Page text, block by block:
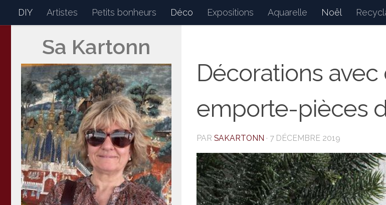
Skip to content
DIY Artistes Petits bonheurs Déco Expositions Aquarelle Noël
SakartonnMon petit journal de bord : petits bonheurs du quotidien,
Décorations avec
emporte-pièces
PAR SAKARTONN · 7 DÉCEMBRE 2019
Sa Kartonn